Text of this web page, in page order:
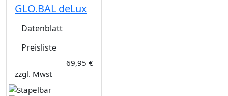
GLO.BAL deLux
Datenblatt
Preisliste
69,95 €
zzgl. Mwst